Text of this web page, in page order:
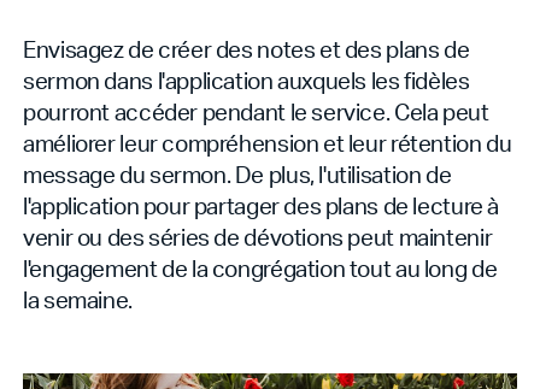
Envisagez de créer des notes et des plans de
sermon dans l'application auxquels les fidèles
pourront accéder pendant le service. Cela peut
améliorer leur compréhension et leur rétention du
message du sermon. De plus, l'utilisation de
l'application pour partager des plans de lecture à
venir ou des séries de dévotions peut maintenir
l'engagement de la congrégation tout au long de
la semaine.